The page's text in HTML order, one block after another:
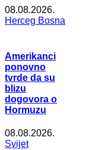
08.08.2026.
Herceg Bosna
Amerikanci
ponovno
tvrde da su
blizu
dogovora o
Hormuzu
08.08.2026.
Svijet